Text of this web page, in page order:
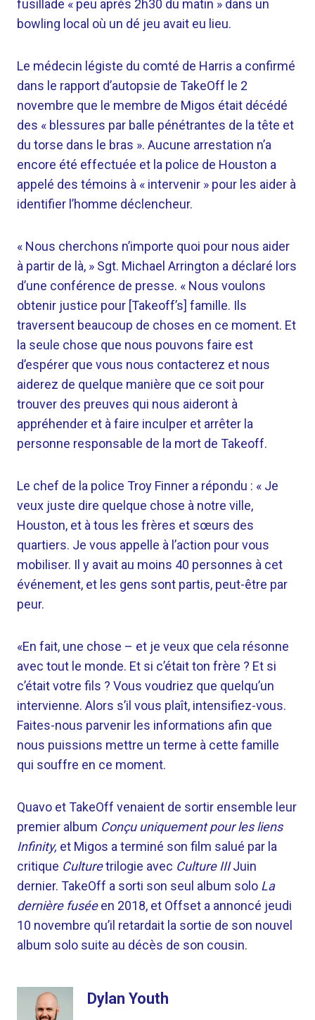
fusillade « peu après 2h30 du matin » dans un
bowling local où un dé jeu avait eu lieu.
Le médecin légiste du comté de Harris a confirmé
dans le rapport d’autopsie de TakeOff le 2
novembre que le membre de Migos était décédé
des « blessures par balle pénétrantes de la tête et
du torse dans le bras ». Aucune arrestation n’a
encore été effectuée et la police de Houston a
appelé des témoins à « intervenir » pour les aider à
identifier l’homme déclencheur.
« Nous cherchons n’importe quoi pour nous aider
à partir de là, » Sgt. Michael Arrington a déclaré lors
d’une conférence de presse. « Nous voulons
obtenir justice pour [Takeoff’s] famille. Ils
traversent beaucoup de choses en ce moment. Et
la seule chose que nous pouvons faire est
d’espérer que vous nous contacterez et nous
aiderez de quelque manière que ce soit pour
trouver des preuves qui nous aideront à
appréhender et à faire inculper et arrêter la
personne responsable de la mort de Takeoff.
Le chef de la police Troy Finner a répondu : « Je
veux juste dire quelque chose à notre ville,
Houston, et à tous les frères et sœurs des
quartiers. Je vous appelle à l’action pour vous
mobiliser. Il y avait au moins 40 personnes à cet
événement, et les gens sont partis, peut-être par
peur.
«En fait, une chose – et je veux que cela résonne
avec tout le monde. Et si c’était ton frère ? Et si
c’était votre fils ? Vous voudriez que quelqu’un
intervienne. Alors s’il vous plaît, intensifiez-vous.
Faites-nous parvenir les informations afin que
nous puissions mettre un terme à cette famille
qui souffre en ce moment.
Quavo et TakeOff venaient de sortir ensemble leur
premier album Conçu uniquement pour les liens
Infinity, et Migos a terminé son film salué par la
critique Culturetrilogie avec Culture IIIJuin
dernier. TakeOff a sorti son seul album solo La
dernière fuséeen 2018, et Offset a annoncé jeudi
10 novembre qu’il retardait la sortie de son nouvel
album solo suite au décès de son cousin.
Dylan Youth